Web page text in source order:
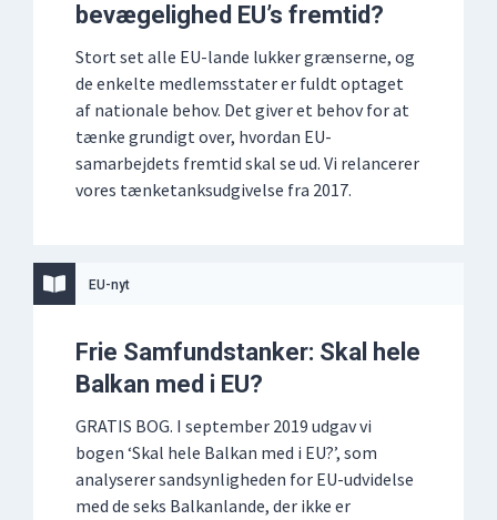
bevægelighed EU’s fremtid?
Stort set alle EU-lande lukker grænserne, og
de enkelte medlemsstater er fuldt optaget
af nationale behov. Det giver et behov for at
tænke grundigt over, hvordan EU-
samarbejdets fremtid skal se ud. Vi relancerer
vores tænketanksudgivelse fra 2017.
EU-nyt
Frie Samfundstanker: Skal hele
Balkan med i EU?
GRATIS BOG. I september 2019 udgav vi
bogen ‘Skal hele Balkan med i EU?’, som
analyserer sandsynligheden for EU-udvidelse
med de seks Balkanlande, der ikke er